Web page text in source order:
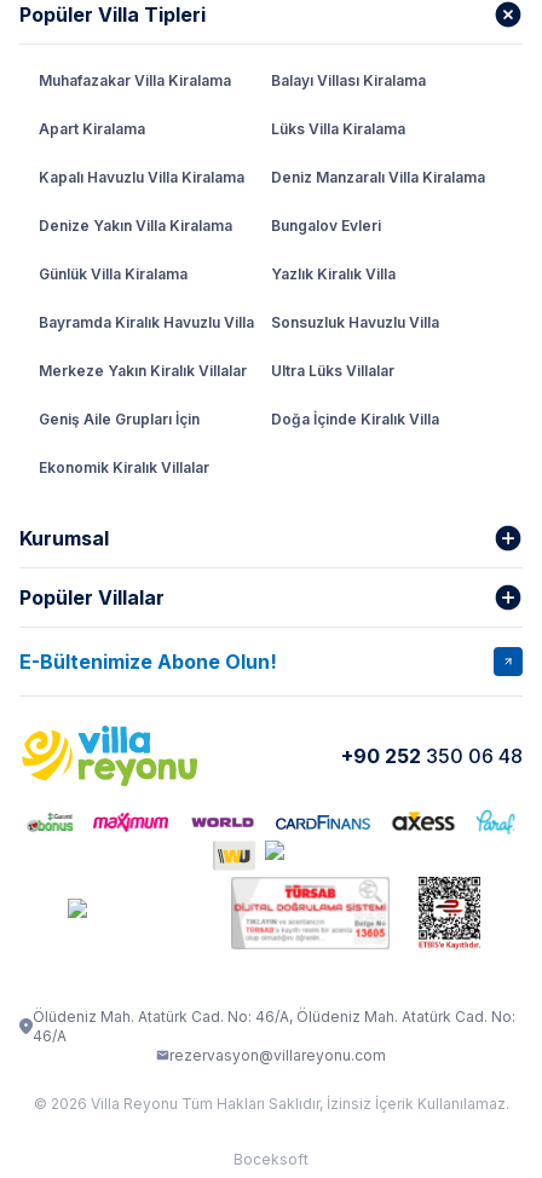
Popüler Villa Tipleri
Muhafazakar Villa Kiralama Balayı Villası Kiralama
Apart Kiralama Lüks Villa Kiralama
Kapalı Havuzlu Villa Kiralama Deniz Manzaralı Villa Kiralama
Denize Yakın Villa Kiralama Bungalov Evleri
Günlük Villa Kiralama Yazlık Kiralık Villa
Bayramda Kiralık Havuzlu Villa Sonsuzluk Havuzlu Villa
Merkeze Yakın Kiralık Villalar Ultra Lüks Villalar
Geniş Aile Grupları İçin Doğa İçinde Kiralık Villa
Ekonomik Kiralık Villalar
Kurumsal
Hakkımızda
İptal Şartları Banka Hesapları
Kurumsal Blog
Yorumlar Nasıl Kiralarım
Popüler Villalar
VİLLA SALKIM VİLLA SLAY 1
VİLLA OLENNA 1 VİLLA MERT
VILLA ADRIMA 1
VİLLA TİAMO VİLLA ZEYTİN DALI
VILLA ELMALI
E-Bültenimize Abone Olun!
+90 252 350 06 48
Ölüdeniz Mah. Atatürk Cad. No: 46/A, Ölüdeniz Mah. Atatürk Cad. No:
46/A
rezervasyon@villareyonu.com
© 2026 Villa Reyonu Tüm Hakları Saklıdır, İzinsiz İçerik Kullanılamaz.
Boceksoft